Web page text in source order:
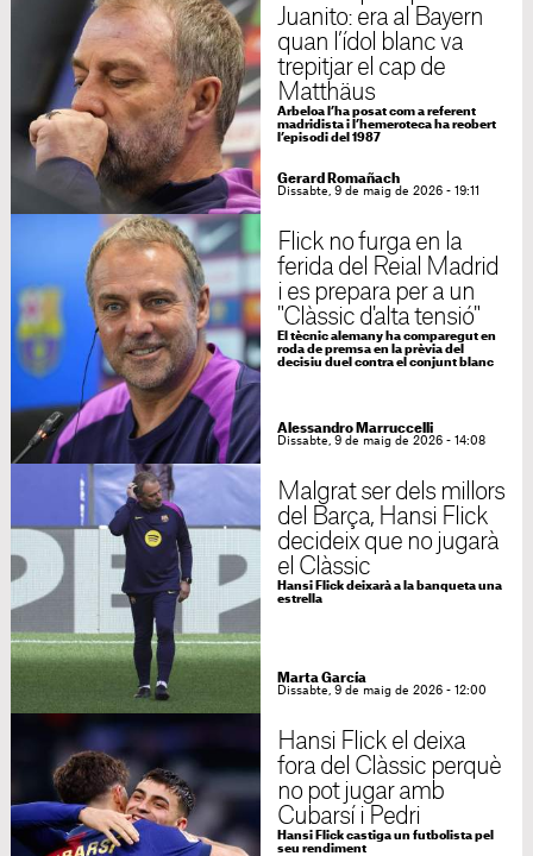
Juanito: era al Bayern
quan l’ídol blanc va
trepitjar el cap de
Matthäus
Arbeloa l’ha posat com a referent
madridista i l’hemeroteca ha reobert
l’episodi del 1987
Gerard Romañach
Dissabte, 9 de maig de 2026 - 19:11
Flick no furga en la
ferida del Reial Madrid
i es prepara per a un
"Clàssic d'alta tensió"
El tècnic alemany ha comparegut en
roda de premsa en la prèvia del
decisiu duel contra el conjunt blanc
Alessandro Marruccelli
Dissabte, 9 de maig de 2026 - 14:08
Malgrat ser dels millors
del Barça, Hansi Flick
decideix que no jugarà
el Clàssic
Hansi Flick deixarà a la banqueta una
estrella
Marta García
Dissabte, 9 de maig de 2026 - 12:00
Hansi Flick el deixa
fora del Clàssic perquè
no pot jugar amb
Cubarsí i Pedri
Hansi Flick castiga un futbolista pel
seu rendiment